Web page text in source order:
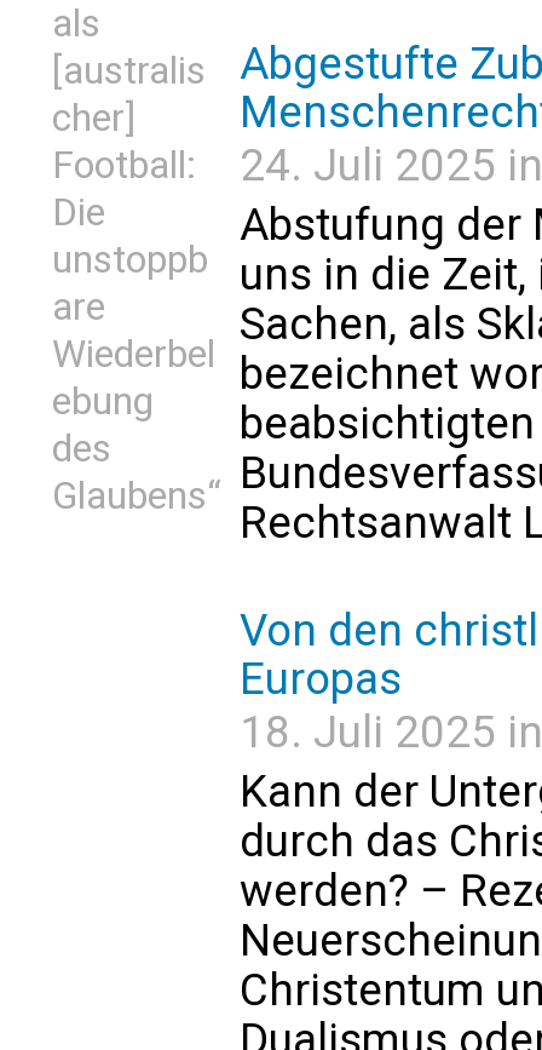
als
[australis
cher]
Football:
Die
unstoppb
are
Wiederbel
ebung
des
Glaubens“
Abgestufte
24. Juli 2025
Abstufung der
uns in die
Sachen, als
bezeichnet
Rechtsanwalt
Von den
Europas
18. Juli 2025
Kann der
durch das
werden? –
Christentum